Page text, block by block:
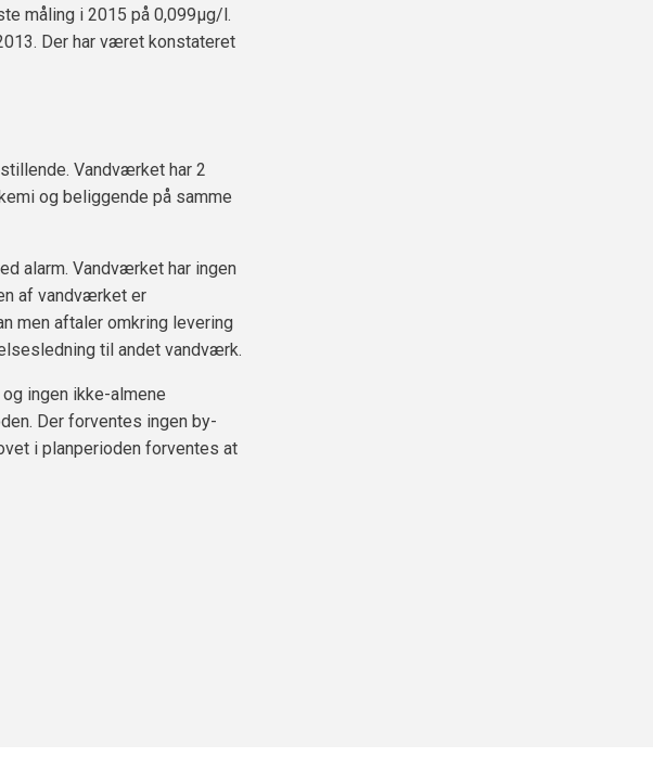
måling i 2015 på 0,099µg/l.
Der har været konstateret
Vandværket har 2
og beliggende på samme
alarm. Vandværket har ingen
af vandværket er
men aftaler omkring levering
til andet vandværk.
ingen ikke-almene
Der forventes ingen by-
i planperioden forventes at